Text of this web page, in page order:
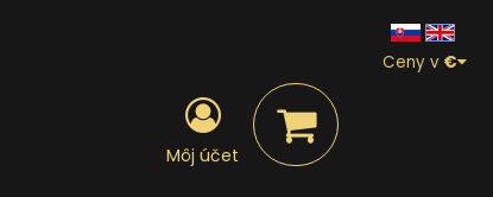
Môj účet
Ceny v €